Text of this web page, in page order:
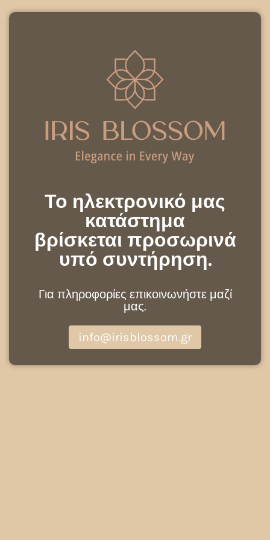
Το ηλεκτρονικό μας
κατάστημα
βρίσκεται προσωρινά
υπό συντήρηση.
Για πληροφορίες επικοινωνήστε μαζί
μας.
info@irisblossom.gr